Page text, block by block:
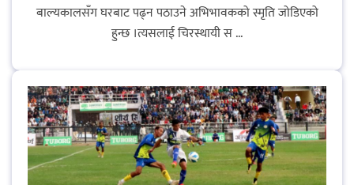
चुल्हो निभ्दा ब्युँझन सक्ने आक्रोश
बाल्यकालसँग घरबाट पढ्न पठाउने अभिभावकको स्मृति जोडिएको
हुन्छ ।त्यसलाई चिरस्थायी स ...